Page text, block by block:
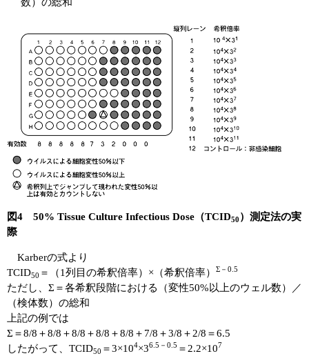
図4 50% Tissue Culture Infectious Dose（TCID50 ）測定法の実
際
Karberの式より
TCID50 ＝（1列目の希釈倍率）×（希釈倍率） Σ－0.5
ただし、Σ＝各希釈段階における（変性50%以上のウェル数）／
（検体数）の総和
上記の例では
Σ＝8/8＋8/8＋8/8＋8/8＋8/8＋7/8＋3/8＋2/8＝6.5
したがって、TCID50 ＝3×104×36.5－0.5 ＝2.2×107